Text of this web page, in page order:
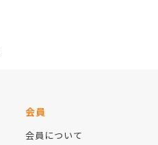
会員
会員について